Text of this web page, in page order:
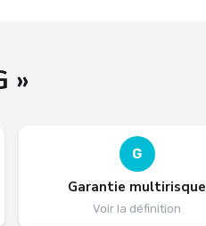
»
G
Garantie multirisque
Voir la définition